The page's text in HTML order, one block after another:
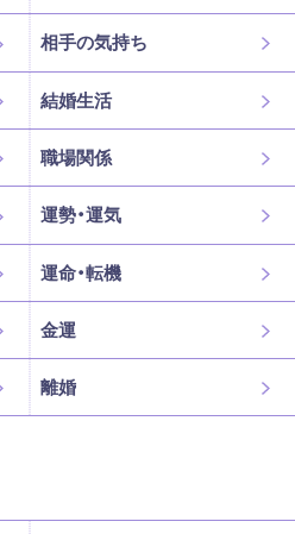
相手の気持ち
結婚生活
職場関係
運勢・運気
運命・転機
金運
離婚